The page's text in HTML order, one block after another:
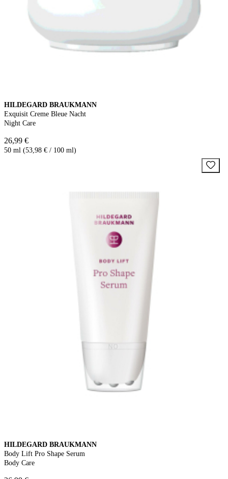
HILDEGARD BRAUKMANN
Exquisit Creme Bleue Nacht
Night Care
26,99 €
50 ml (53,98 € / 100 ml)
HILDEGARD BRAUKMANN
Body Lift Pro Shape Serum
Body Care